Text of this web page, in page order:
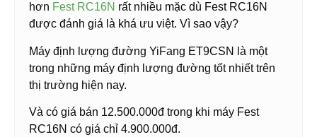
hơn Fest RC16N rất nhiều mặc dù Fest RC16N
được đánh giá là khá ưu việt. Vì sao vậy?
Máy định lượng đường YiFang ET9CSN là một
trong những máy định lượng đường tốt nhiết trên
thị trường hiện nay.
Và có giá bán 12.500.000đ trong khi máy Fest
RC16N có giá chỉ 4.900.000đ.